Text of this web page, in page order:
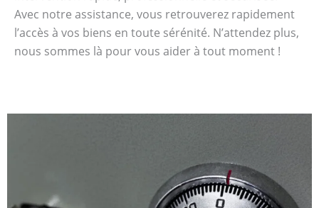
Avec notre assistance, vous retrouverez rapidement
l’accès à vos biens en toute sérénité. N’attendez plus,
nous sommes là pour vous aider à tout moment !